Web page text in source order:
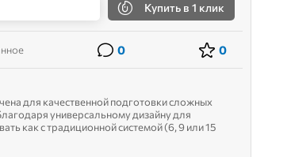
Купить в 1 клик
0 0
для качественной подготовки сложных
универсальному дизайну для
как с традиционной системой (6, 9 или 15